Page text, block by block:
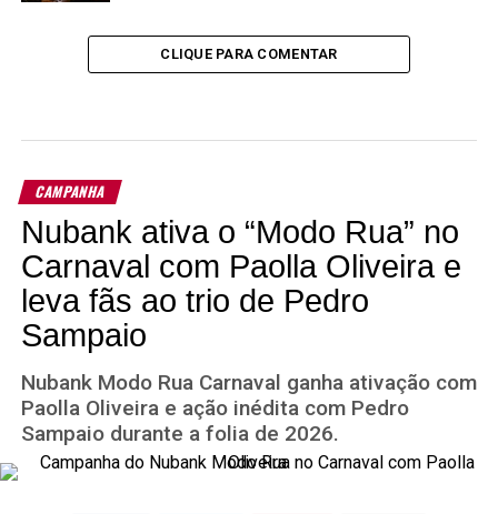
CLIQUE PARA COMENTAR
CAMPANHA
Nubank ativa o “Modo Rua” no
Carnaval com Paolla Oliveira e
leva fãs ao trio de Pedro
Sampaio
Nubank Modo Rua Carnaval ganha ativação com
Paolla Oliveira e ação inédita com Pedro
Sampaio durante a folia de 2026.